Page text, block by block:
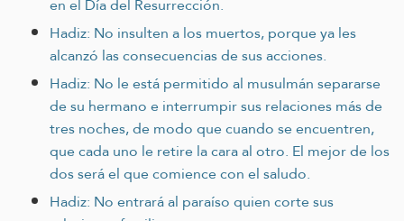
Hadiz: No insulten a los muertos, porque ya les
alcanzó las consecuencias de sus acciones.
Hadiz: No le está permitido al musulmán separarse
de su hermano e interrumpir sus relaciones más de
tres noches, de modo que cuando se encuentren,
que cada uno le retire la cara al otro. El mejor de los
dos será el que comience con el saludo.
Hadiz: No entrará al paraíso quien corte sus